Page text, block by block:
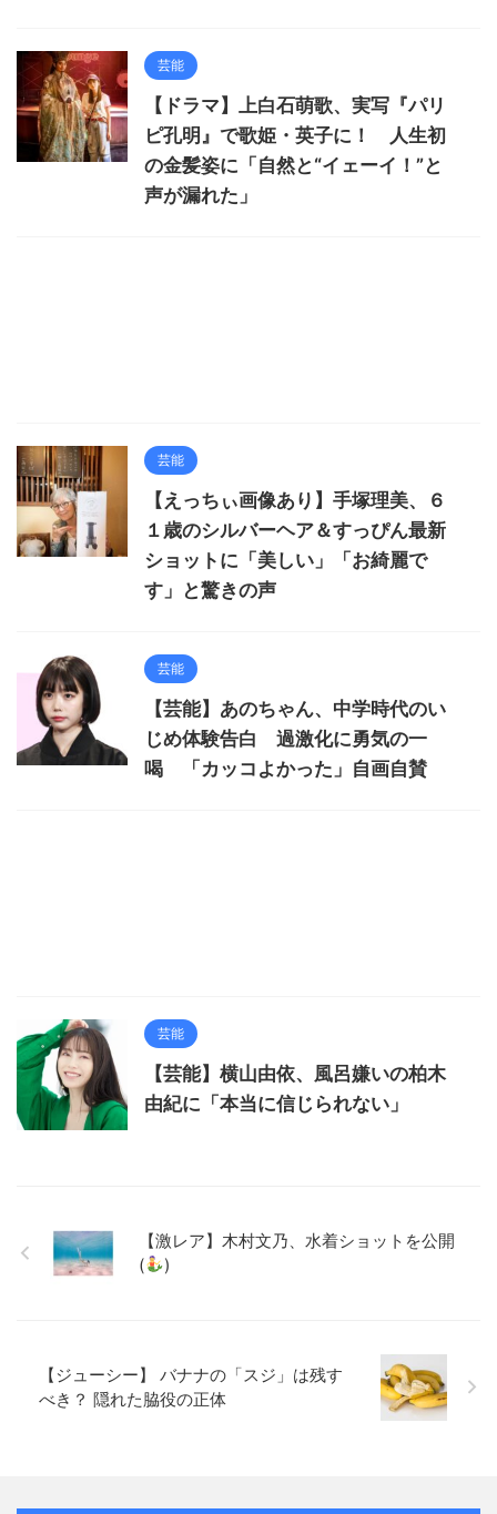
芸能
【ドラマ】上白石萌歌、実写『パリ
ピ孔明』で歌姫・英子に！ 人生初
の金髪姿に「自然と“イェーイ！”と
声が漏れた」
芸能
【えっちぃ画像あり】手塚理美、６
１歳のシルバーヘア＆すっぴん最新
ショットに「美しい」「お綺麗で
す」と驚きの声
芸能
【芸能】あのちゃん、中学時代のい
じめ体験告白 過激化に勇気の一
喝 「カッコよかった」自画自賛
芸能
【芸能】横山由依、風呂嫌いの柏木
由紀に「本当に信じられない」
【激レア】木村文乃、水着ショットを公開
(
)
【ジューシー】 バナナの「スジ」は残す
べき？ 隠れた脇役の正体